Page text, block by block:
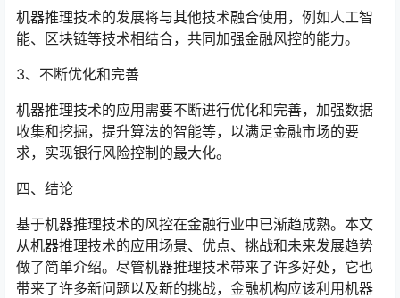
机器推理技术的发展将与其他技术融合使用，例如人工智
能、区块链等技术相结合，共同加强金融风控的能力。
3、不断优化和完善
机器推理技术的应用需要不断进行优化和完善，加强数据
收集和挖掘，提升算法的智能等，以满足金融市场的要
求，实现银行风险控制的最大化。
四、结论
基于机器推理技术的风控在金融行业中已渐趋成熟。本文
从机器推理技术的应用场景、优点、挑战和未来发展趋势
做了简单介绍。尽管机器推理技术带来了许多好处，它也
带来了许多新问题以及新的挑战，金融机构应该利用机器